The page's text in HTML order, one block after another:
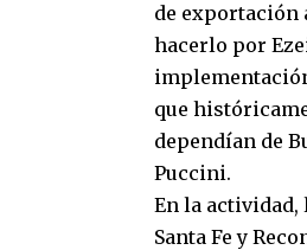
de exportación
hacerlo por
que
dependían de
Puccini.
En la
Santa Fe y